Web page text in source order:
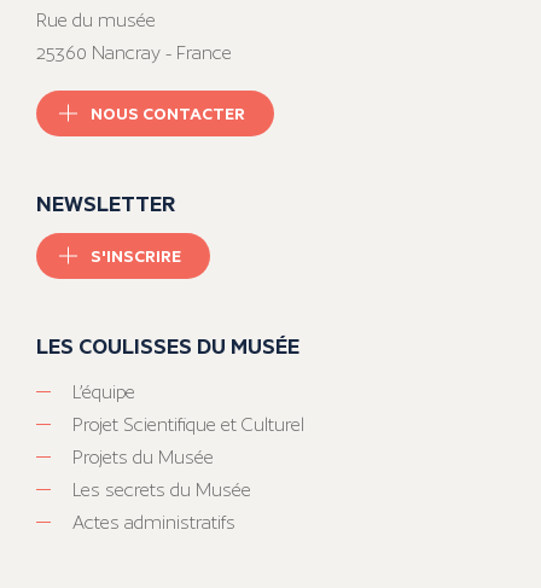
Rue du musée
25360 Nancray - France
NOUS CONTACTER
NEWSLETTER
S'INSCRIRE
LES COULISSES DU MUSÉE
L’équipe
Projet Scientifique et Culturel
Projets du Musée
Les secrets du Musée
Actes administratifs